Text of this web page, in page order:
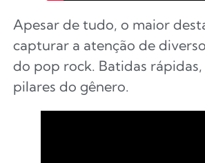
Apesar de tudo, o maior
capturar a atenção de
do pop rock. Batidas
pilares do gênero.